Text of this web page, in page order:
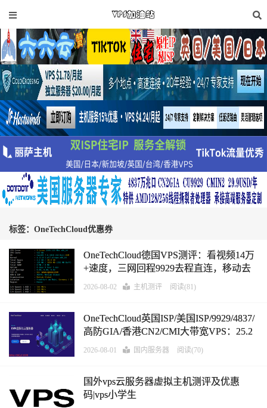
标签：OneTechCloud优惠券
OneTechCloud德国VPS测评：看视频14万
+速度，三网回程9929去程直连，移动去
程CMIN2，IP纯净度高
2026-08-02 主机测评 阅读(81)
OneTechCloud英国ISP/美国ISP/9929/4837/
高防GIA/香港CN2/CMI大带宽VPS：25.2
元/月，64元/季起，支持支付宝
2026-08-01 国内服务器 阅读(70)
国外vps云服务器虚拟主机测评及优惠
码|vps小学生